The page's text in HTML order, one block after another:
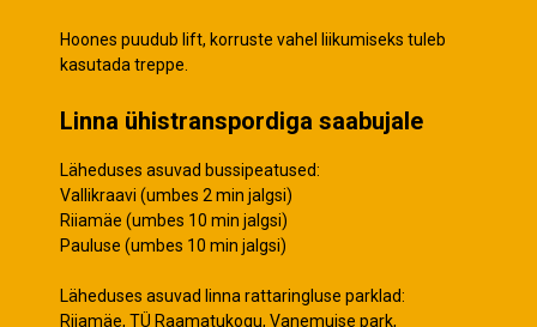
Hoones puudub lift, korruste vahel liikumiseks tuleb
kasutada treppe.
Linna ühistranspordiga saabujale
Läheduses asuvad bussipeatused:
Vallikraavi (umbes 2 min jalgsi)
Riiamäe (umbes 10 min jalgsi)
Pauluse (umbes 10 min jalgsi)
Läheduses asuvad linna rattaringluse parklad:
Riiamäe, TÜ Raamatukogu, Vanemuise park,